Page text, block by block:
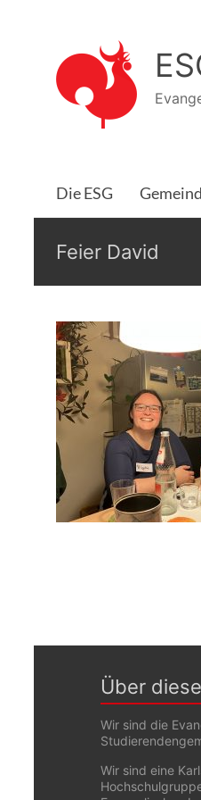
Inhalt
springen
Die ESG
Feier David
Über
Wir sind die
Wir sind eine